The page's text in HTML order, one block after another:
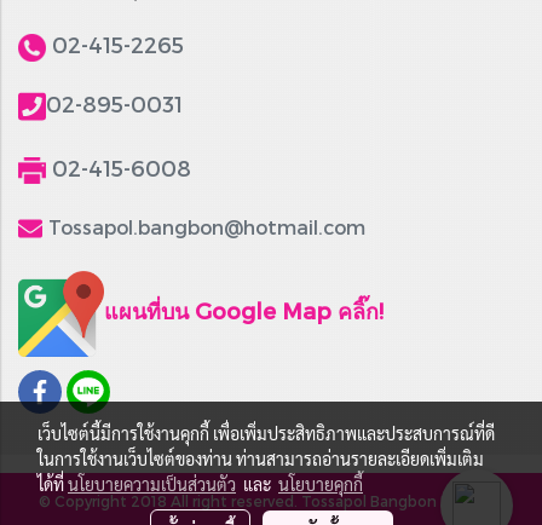
02-415-2265
02-895-0031
02-415-6008
Tossapol.bangbon@hotmail.com
แผนที่บน Google Map คลิ๊ก!
© Copyright 2018 All right reserved. Tossapol Bangbon Part LTD
เว็บไซต์นี้มีการใช้งานคุกกี้ เพื่อเพิ่มประสิทธิภาพและประสบการณ์ที่ดี
ในการใช้งานเว็บไซต์ของท่าน ท่านสามารถอ่านรายละเอียดเพิ่มเติม
ได้ที่นโยบายความเป็นส่วนตัว และ นโยบายคุกกี้